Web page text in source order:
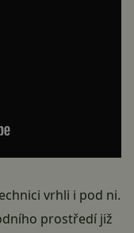
vrhli i pod ni.
prostředí již